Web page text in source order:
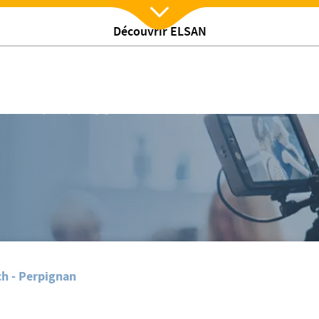
Découvrir ELSAN
sans tabac
Nx:Afficher menu
/Ma Polyclinique engagée à l'occasion de la journée mondiale sans tabac
- Perpignan